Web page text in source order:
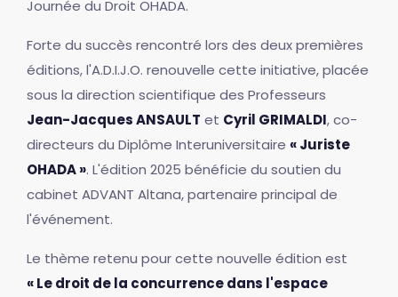
Journée du Droit OHADA.
Forte du succès rencontré lors des deux premières
éditions, l'A.D.I.J.O. renouvelle cette initiative, placée
sous la direction scientifique des Professeurs
Jean-Jacques ANSAULT et Cyril GRIMALDI, co-
directeurs du Diplôme Interuniversitaire « Juriste
OHADA ». L'édition 2025 bénéficie du soutien du
cabinet ADVANT Altana, partenaire principal de
l'événement.
Le thème retenu pour cette nouvelle édition est
« Le droit de la concurrence dans l'espace